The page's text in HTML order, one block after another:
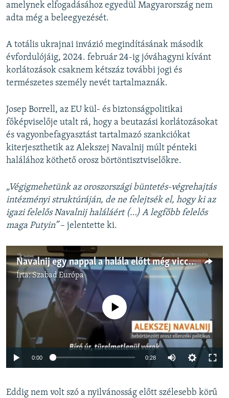
amelynek elfogadásához egyedül Magyarország nem
adta még a beleegyezését.
A totális ukrajnai invázió megindításának második
évfordulójáig, 2024. február 24-ig jóváhagyni kívánt
korlátozások csaknem kétszáz további jogi és
természetes személy nevét tartalmaznák.
Josep Borrell, az EU kül- és biztonságpolitikai
főképviselője utalt rá, hogy a beutazási korlátozásokat
és vagyonbefagyasztást tartalmazó szankciókat
kiterjeszthetik az Alekszej Navalnij múlt pénteki
halálához köthető orosz börtöntisztviselőkre.
„Végigmehetünk az oroszországi büntetés-végrehajtás
intézményi struktúráján, de ne felejtsék el, hogy ki az
igazi felelős Navalnij haláláért (…) A legfőbb felelős
maga Putyin”– jelentette ki.
Navalnij egy nappal a halála előtt még viccelődött a bíróságon
Írta:Szabad Európa
Jelenleg nincs elérhető tartalom
0:00 0:28
360p
Eddig nem volt szó a nyilvánosság előtt szélesebb körű